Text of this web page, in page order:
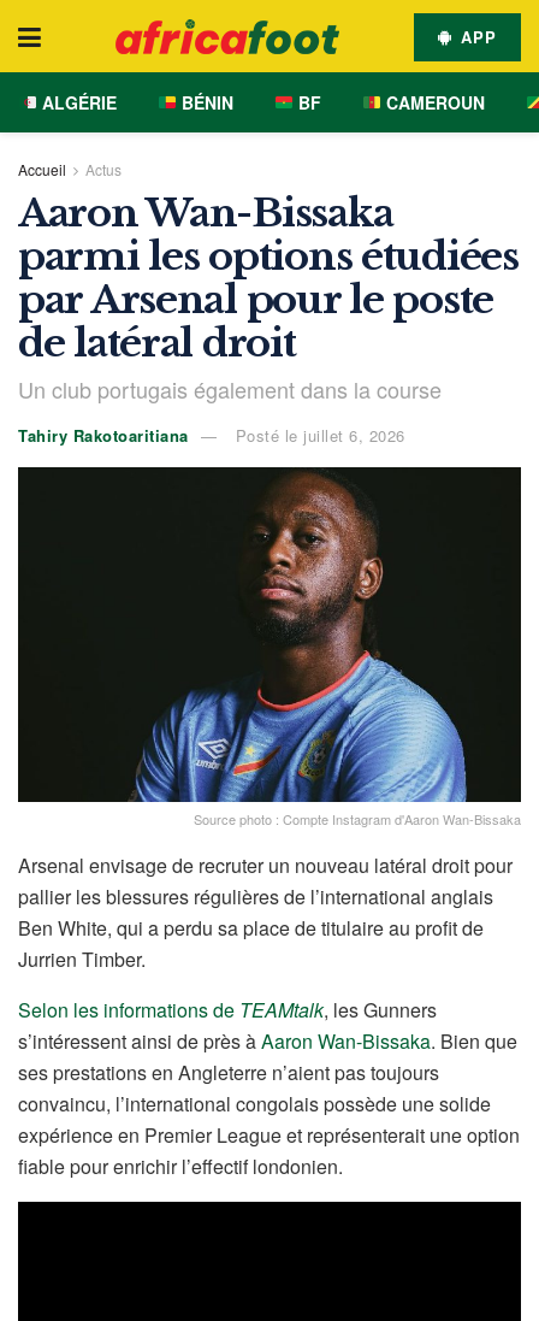
APP
ALGÉRIE BÉNIN BF CAMEROUN
Accueil Actus
Aaron Wan-Bissaka
parmi les options étudiées
par Arsenal pour le poste
de latéral droit
Un club portugais également dans la course
Tahiry Rakotoaritiana Posté le juillet 6, 2026
Source photo : Compte Instagram d'Aaron Wan-Bissaka
Arsenal envisage de recruter un nouveau latéral droit pour
pallier les blessures régulières de l’international anglais
Ben White, qui a perdu sa place de titulaire au profit de
Jurrien Timber.
Selon les informations de TEAMtalk, les Gunners
s’intéressent ainsi de près àAaron Wan-Bissaka. Bien que
ses prestations en Angleterre n’aient pas toujours
convaincu, l’international congolais possède une solide
expérience en Premier League et représenterait une option
fiable pour enrichir l’effectif londonien.